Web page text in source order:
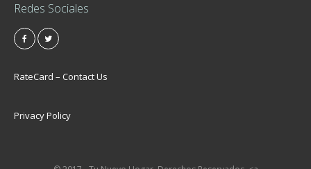
Redes Sociales
RateCard – Contact Us
Privacy Policy